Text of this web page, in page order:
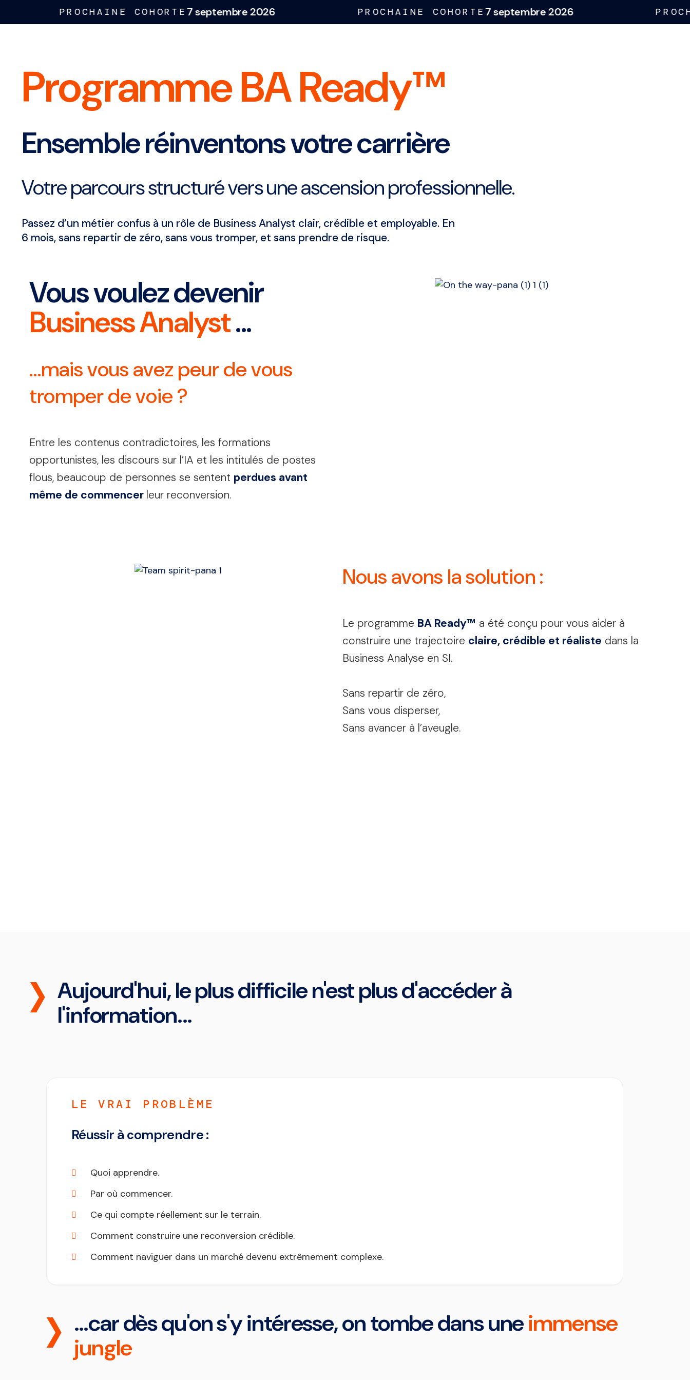
PROCHAINE COHORTE7 septembre 2026 PROCHAINE COHORTE7 septembre 2026
Programme BA Ready™
Ensemble réinventons votre carrière
Votre parcours structuré vers une ascension professionnelle.
Passez d’un métier confus à un rôle de Business Analyst clair, crédible et employable. En
6 mois, sans repartir de zéro, sans vous tromper, et sans prendre de risque.
Vous voulez devenir
Business Analyst...
…mais vous avez peur de vous
tromper de voie ?
Entre les contenus contradictoires, les formations
opportunistes, les discours sur l’IA et les intitulés de postes
flous, beaucoup de personnes se sentent perdues avant
même de commencer leur reconversion.
Nous avons la solution :
Le programme BA Ready™ a été conçu pour vous aider à
construire une trajectoire claire, crédible et réaliste dans la
Business Analyse en SI.
Sans repartir de zéro,
Sans vous disperser,
Sans avancer à l’aveugle.
Aujourd'hui, le plus difficile n'est plus d'accéder à
l'information...
LE VRAI PROBLÈME
Réussir à comprendre :
Quoi apprendre.
Par où commencer.
Ce qui compte réellement sur le terrain.
Comment construire une reconversion crédible.
Comment naviguer dans un marché devenu extrêmement complexe.
…car dès qu'on s'y intéresse, on tombe dans uneimmense
jungle